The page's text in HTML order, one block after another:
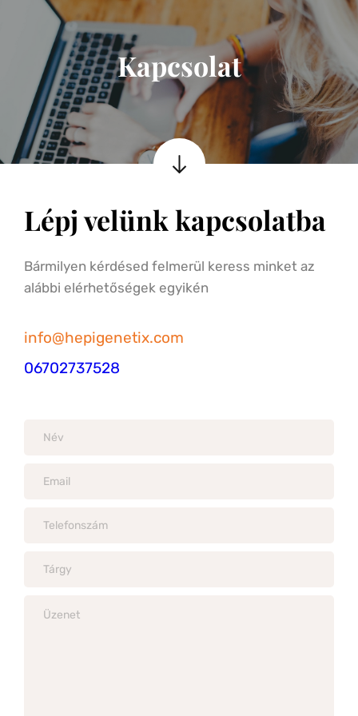
Kapcsolat
Lépj velünk kapcsolatba
Bármilyen kérdésed felmerül keress minket az
alábbi elérhetőségek egyikén
info@hepigenetix.com
06702737528